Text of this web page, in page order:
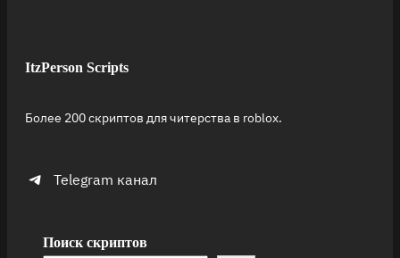
ItzPerson Scripts
Более 200 скриптов для читерства в roblox.
Telegram канал
Поиск скриптов